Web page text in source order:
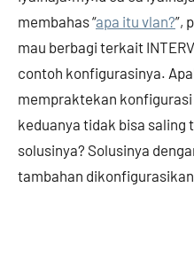
membahas “apa itu vlan?”,
mau berbagi terkait
contoh konfigurasinya.
mempraktekan
keduanya tidak bisa
solusinya? Solusinya
tambahan dikonfigurasikan